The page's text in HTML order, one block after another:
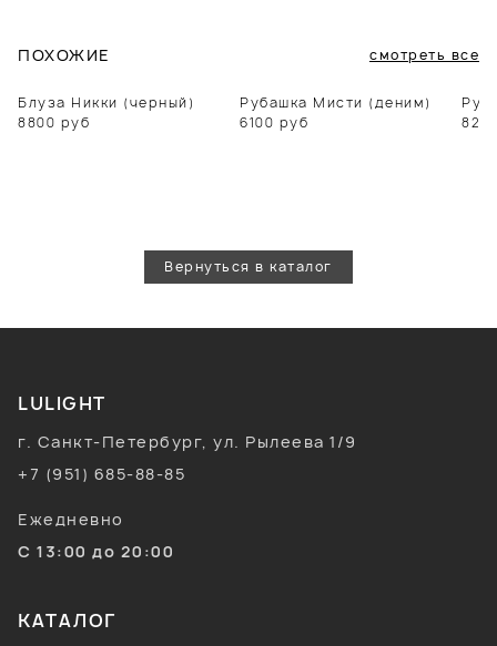
ПОХОЖИЕ смотреть все
Блуза Никки (черный)
8800 руб
Рубашка Мисти (деним)
6100 руб
Вернуться в каталог
LULIGHT
г. Санкт-Петербург, ул. Рылеева 1/9
+7 (951) 685-88-85
Ежедневно
С 13:00 до 20:00
КАТАЛОГ